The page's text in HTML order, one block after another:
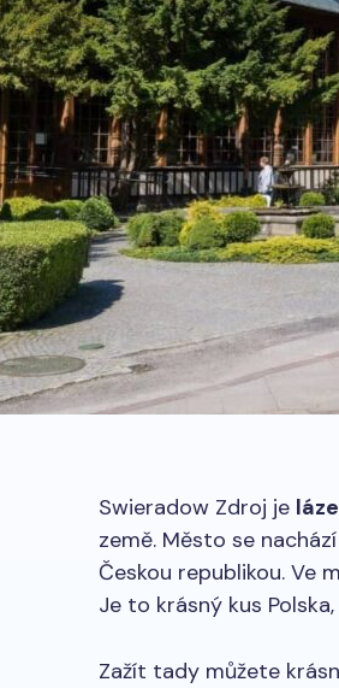
Swieradow Zdroj je
země. Město se
Českou republikou. Ve
Je to krásný kus
Zažít tady můžete